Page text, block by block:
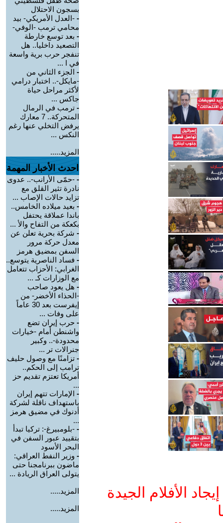
الأفلام الجيدة
بسجون الاحتلال
- -العدل الأمريكي- بيد
محامي ترمب -الوفي-
- بعد توسع خارطة
التصعيد داخليا.. هل
تنفجر حرب برية واسعة
في ا ...
- الجزء الثاني من
-مايكل-.. اختبار درامي
لأكثر مراحل حياة
جاكس ...
- ترمب في الرمال
المتحركة.. 7 معارك
يرفض التخلي عنها رغم
النكس ...
المزيد.....
احدث الأخبار المهمة
- -حمّى الأرانب-.. عدوى
نادرة تثير القلق مع
تزايد حالات الإصاب ...
- بعيد ميلاده الخامس..
باندا عملاقة يحتفل
بكعكة من التفاح والأ ...
- شركة بحرية تعلن عن
معدل حركة مرور
السفن بمضيق هرمز
- فساد الناصرية يتوسع..
الغرابي: الأحزاب تتعامل
مع الوزارات كـ ...
- هل يعود صاحب
-الحذاء الأخضر- من
إيفرست بعد 30 عاماً
على وفات ...
- حرب إيران تضع
واشنطن أمام -خيارات
محدودة-.. وكبير
جنرالات تر ...
- تزامنًا مع وصول حليف
ترامب إلى الحكم..
أمريكا تعتزم تقديم حز
...
- الإمارات تتهم إيران
باستهداف ناقلة لشركة
أدنوك في مضيق هرمز
...
- -بلومبيرغ-: تركيا تبدأ
بتقييد عبور السفن في
البحر الأسود
- وزير النفط العراقي:
ماضون ببرنامجنا حتى
يتولى العراق الريادة ...
المزيد.....
المزيد.....